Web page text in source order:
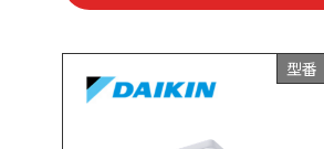
型番